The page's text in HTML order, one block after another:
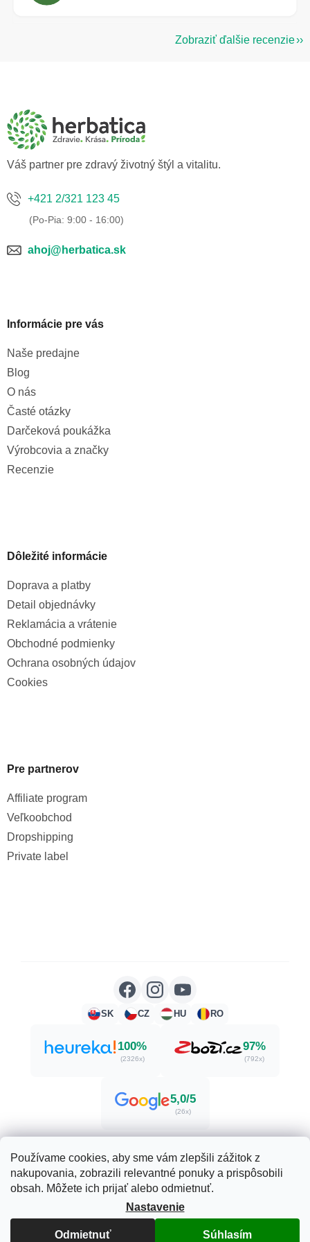
Používame cookies, aby sme vám zlepšili zážitok z
nakupovania, zobrazili relevantné ponuky a prispôsobili
obsah. Môžete ich prijať alebo odmietnuť.
Nastavenie
Odmietnuť Súhlasím
Zobraziť ďalšie recenzie
Váš partner pre zdravý životný štýl a vitalitu.
+421 2/321 123 45
ahoj@herbatica.sk
Informácie pre vás
Naše predajne
Blog
O nás
Časté otázky
Darčeková poukážka
Výrobcovia a značky
Recenzie
Dôležité informácie
Doprava a platby
Detail objednávky
Reklamácia a vrátenie
Obchodné podmienky
Ochrana osobných údajov
Cookies
Pre partnerov
Affiliate program
Veľkoobchod
Dropshipping
Private label
SK CZ HU RO
100%
(2326x)
97%
(792x)
5,0/5
(26x)
Vytvoril Shoptet
Copyright 2026Herbatica.sk. Všetky práva vyhradené.
Upraviť nastavenie cookies